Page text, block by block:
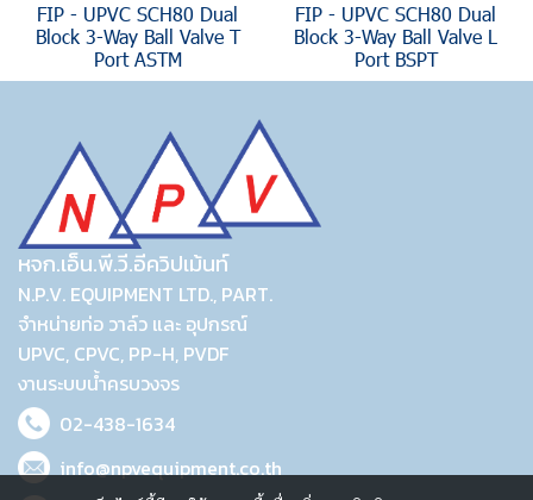
FIP - UPVC SCH80 Dual
Block 3-Way Ball Valve T
Port ASTM
FIP - UPVC SCH80 Dual
Block 3-Way Ball Valve L
Port BSPT
หจก.เอ็น.พี.วี.อีควิปเม้นท์
N.P.V. EQUIPMENT LTD., PART.
จำหน่ายท่อ วาล์ว และ อุปกรณ์
UPVC, CPVC, PP-H, PVDF
งานระบบน้ำครบวงจร
02-438-1634
info@npvequipment.co.th